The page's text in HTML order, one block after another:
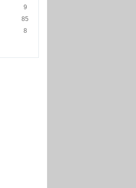
9
85
8